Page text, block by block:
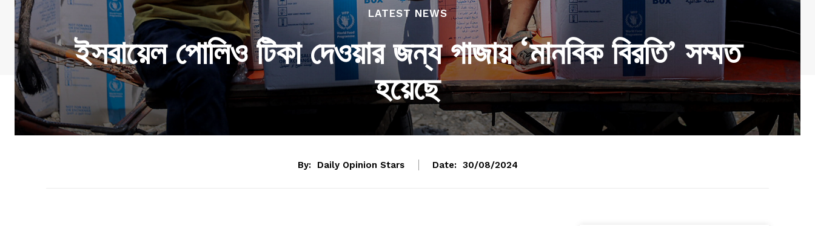
LATEST NEWS
ইসরায়েল পোলিও টিকা দেওয়ার জন্য গাজায় ‘মানবিক বিরতি’ সম্মত
হয়েছে
By: Daily Opinion Stars Date: 30/08/2024